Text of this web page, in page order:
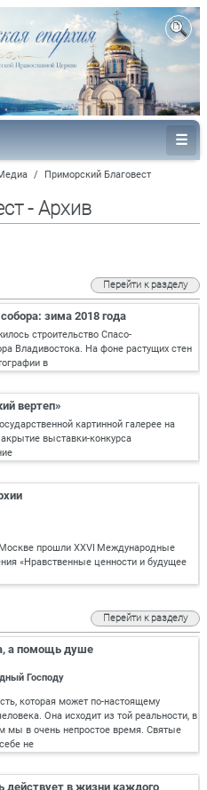
/ Приморский Благовест
- Архив
Перейти к разделу
зима 2018 года
строительство Спасо-
Владивостока. На фоне растущих стен
в
вертеп»
картинной галерее на
выставки-конкурса
прошли XXVI Международные
«Нравственные ценности и будущее
Перейти к разделу
а помощь душе
Господу
которая может по-настоящему
Она исходит из той реальности, в
в очень непростое время. Святые
не
действует в жизни каждого